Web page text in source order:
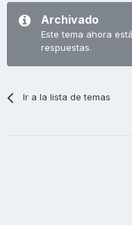
Archivado
Este tema ahora
respuestas.
Ir a la lista de temas